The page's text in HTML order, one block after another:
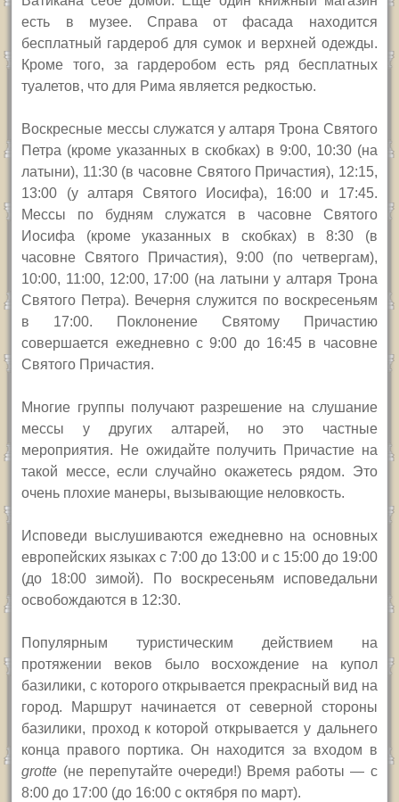
есть в музее. Справа от фасада находится
бесплатный гардероб для сумок и верхней одежды.
Кроме того, за гардеробом есть ряд бесплатных
туалетов, что для Рима является редкостью.
Воскресные мессы служатся у алтаря Трона Святого
Петра (кроме указанных в скобках) в 9:00, 10:30 (на
латыни), 11:30 (в часовне Святого Причастия), 12:15,
13:00 (у алтаря Святого Иосифа), 16:00 и 17:45.
Мессы по будням служатся в часовне Святого
Иосифа (кроме указанных в скобках) в 8:30 (в
часовне Святого Причастия), 9:00 (по четвергам),
10:00, 11:00, 12:00, 17:00 (на латыни у алтаря Трона
Святого Петра). Вечерня служится по воскресеньям
в 17:00. Поклонение Святому Причастию
совершается ежедневно с 9:00 до 16:45 в часовне
Святого Причастия.
Многие группы получают разрешение на слушание
мессы у других алтарей, но это частные
мероприятия. Не ожидайте получить Причастие на
такой мессе, если случайно окажетесь рядом. Это
очень плохие манеры, вызывающие неловкость.
Исповеди выслушиваются ежедневно на основных
европейских языках с 7:00 до 13:00 и с 15:00 до 19:00
(до 18:00 зимой). По воскресеньям исповедальни
освобождаются в 12:30.
Популярным туристическим действием на
протяжении веков было восхождение на купол
базилики, с которого открывается прекрасный вид на
город. Маршрут начинается от северной стороны
базилики, проход к которой открывается у дальнего
конца правого портика. Он находится за входом в
grotte (не перепутайте очереди!) Время работы — с
8:00 до 17:00 (до 16:00 с октября по март).